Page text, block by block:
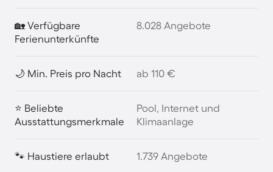
🏡 Verfügbare
Ferienunterkünfte
8.028 Angebote
🌙 Min. Preis pro Nacht ab 110 €
⭐ Beliebte
Ausstattungsmerkmale
Pool, Internet und
Klimaanlage
🐾 Haustiere erlaubt 1.739 Angebote